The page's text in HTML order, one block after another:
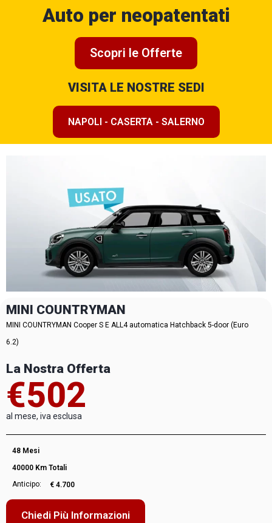
Auto per neopatentati
Scopri le Offerte
VISITA LE NOSTRE SEDI
NAPOLI - CASERTA - SALERNO
MINI COUNTRYMAN
MINI COUNTRYMAN Cooper S E ALL4 automatica Hatchback 5-door (Euro
6.2)
La Nostra Offerta
€502
al mese, iva esclusa
48 Mesi
40000 Km Totali
Anticipo:
€ 4.700
Chiedi Più Informazioni